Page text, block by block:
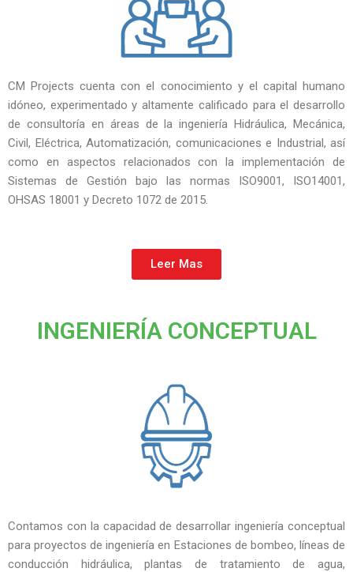
CM Projects cuenta con el conocimiento y el capital humano
idóneo, experimentado y altamente calificado para el desarrollo
de consultoría en áreas de la ingeniería Hidráulica, Mecánica,
Civil, Eléctrica, Automatización, comunicaciones e Industrial, así
como en aspectos relacionados con la implementación de
Sistemas de Gestión bajo las normas ISO9001, ISO14001,
OHSAS 18001 y Decreto 1072 de 2015.
Leer Mas
INGENIERÍA CONCEPTUAL
Contamos con la capacidad de desarrollar ingeniería conceptual
para proyectos de ingeniería en Estaciones de bombeo, líneas de
conducción hidráulica, plantas de tratamiento de agua,